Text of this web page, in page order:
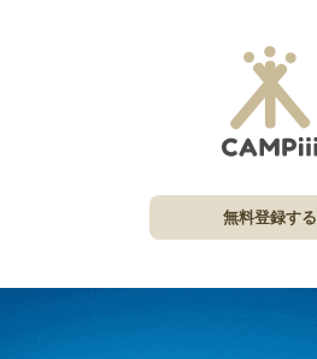
無料登録する